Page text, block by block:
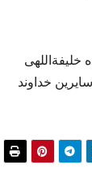
علم الهدی ادامه داد: هیچ‌کس مخالف جمع‌آوری مال نیست. دین تقابلی با تحصیل مشروع مال ندارد زیرا اساساً عمده خلیفة‎اللهی
خداوند